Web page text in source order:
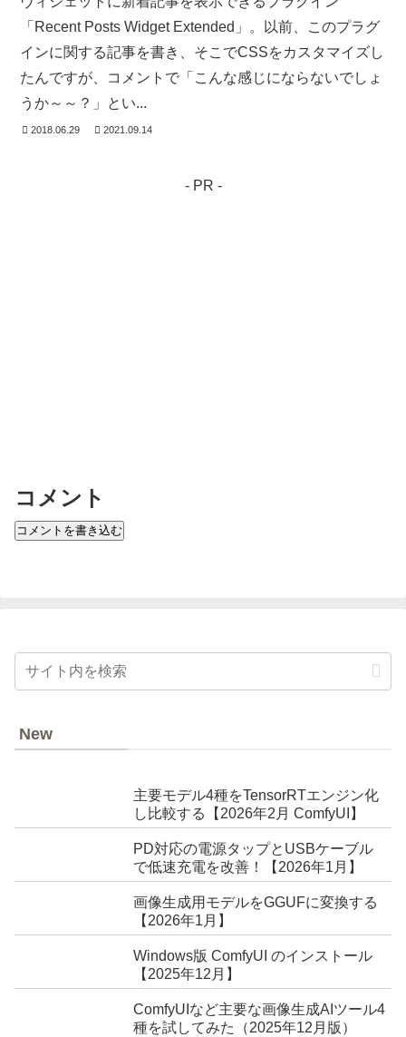
「Recent Posts Widget Extended」。以前、このプラグ
インに関する記事を書き、そこでCSSをカスタマイズし
たんですが、コメントで「こんな感じにならないでしょ
うか～～？」とい...
2018.06.29 2021.09.14
- PR -
コメント
コメントを書き込む
New
主要モデル4種をTensorRTエンジン化
し比較する【2026年2月 ComfyUI】
PD対応の電源タップとUSBケーブル
で低速充電を改善！【2026年1月】
画像生成用モデルをGGUFに変換する
【2026年1月】
Windows版 ComfyUI のインストール
【2025年12月】
ComfyUIなど主要な画像生成AIツール4
種を試してみた（2025年12月版）